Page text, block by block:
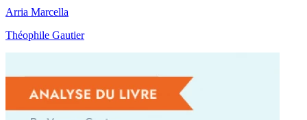
Arria Marcella
Théophile Gautier